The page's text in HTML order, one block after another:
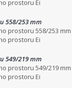
prostoru Ei
558/253 mm
prostoru 558/253 mm
prostoru Ei
549/219 mm
prostoru 549/219 mm
prostoru Ei